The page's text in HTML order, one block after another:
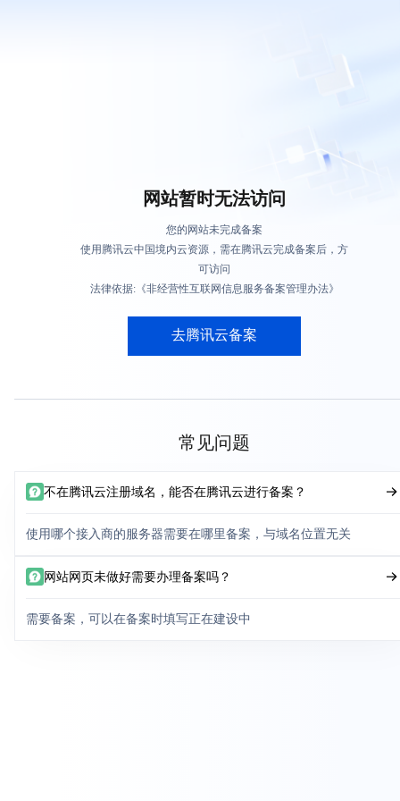
网站暂时无法访问
您的网站未完成备案
使用腾讯云中国境内云资源，需在腾讯云完成备案后，方
可访问
法律依据:《非经营性互联网信息服务备案管理办法》
去腾讯云备案
常见问题
不在腾讯云注册域名，能否在腾讯云进行备案？
使用哪个接入商的服务器需要在哪里备案，与域名位置无关
网站网页未做好需要办理备案吗？
需要备案，可以在备案时填写正在建设中